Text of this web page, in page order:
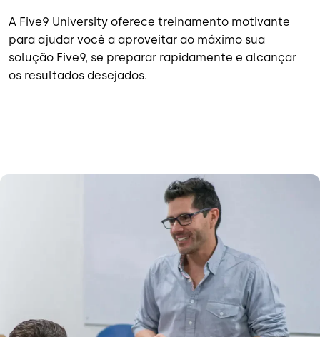
A Five9 University oferece treinamento motivante
para ajudar você a aproveitar ao máximo sua
solução Five9, se preparar rapidamente e alcançar
os resultados desejados.
Imagem